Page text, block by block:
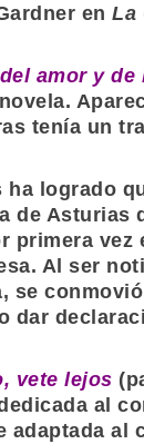
enLa
amor y de
tenía un
ha logrado
de Asturias
primera vez
Al ser
se
dar
vete lejos
al
adaptada al